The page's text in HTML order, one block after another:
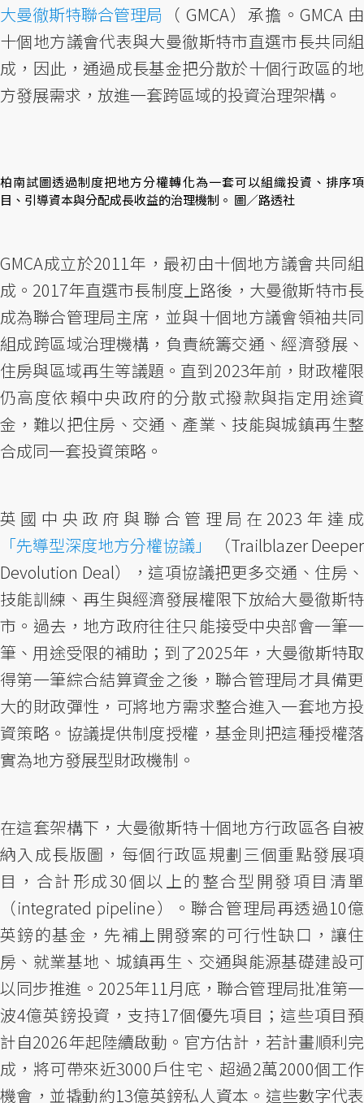
大曼徹斯特聯合管理局 （ GMCA）承擔。GMCA 由
十個地方議會代表與大曼徹斯特市直選市長共同組
成，因此，通過成長基金把分散於十個行政區的地
方發展需求，放進一套跨區域的投資治理架構。
柏南試圖透過制度把地方分權轉化為一套可以組織投資、排序項
目、引導資本與分配成長收益的治理機制。 圖／路透社
GMCA成立於2011年，最初由十個地方議會共同組
成。2017年直選市長制度上路後，大曼徹斯特市長
成為聯合管理局主席，並與十個地方議會領袖共同
組成跨區域治理機構，負責統籌交通、經濟發展、
住房與區域再生等議題。直到2023年前，財政權限
仍高度依賴中央政府的分散式撥款與指定用途資
金，難以把住房、交通、產業、技能與城鎮再生整
合成同一套投資策略。
英國中央政府與聯合管理局在2023年達成
「先導型深度地方分權協議」
（Trailblazer Deeper
Devolution Deal），這項協議把更多交通、住房、
技能訓練、再生與經濟發展權限下放給大曼徹斯特
市。過去，地方政府往往只能接受中央部會一筆一
筆、用途受限的補助；到了2025年，大曼徹斯特取
得第一筆綜合結算資金之後，聯合管理局才具備更
大的財政彈性，可將地方需求整合進入一套地方投
資策略。協議提供制度授權，基金則把這種授權落
實為地方發展型財政機制。
在這套架構下，大曼徹斯特十個地方行政區各自被
納入成長版圖，每個行政區規劃三個重點發展項
目，合計形成30個以上的整合型開發項目清單
（integrated pipeline）。聯合管理局再透過10億
英鎊的基金，先補上開發案的可行性缺口，讓住
房、就業基地、城鎮再生、交通與能源基礎建設可
以同步推進。2025年11月底，聯合管理局批准第一
波4億英鎊投資，支持17個優先項目；這些項目預
計自2026年起陸續啟動。官方估計，若計畫順利完
成，將可帶來近3000戶住宅、超過2萬2000個工作
機會，並撬動約13億英鎊私人資本。這些數字代表